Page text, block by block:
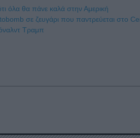
όλα θα πάνε καλά στην Αμερική
σε ζευγάρι που παντρεύεται στο
Τραμπ